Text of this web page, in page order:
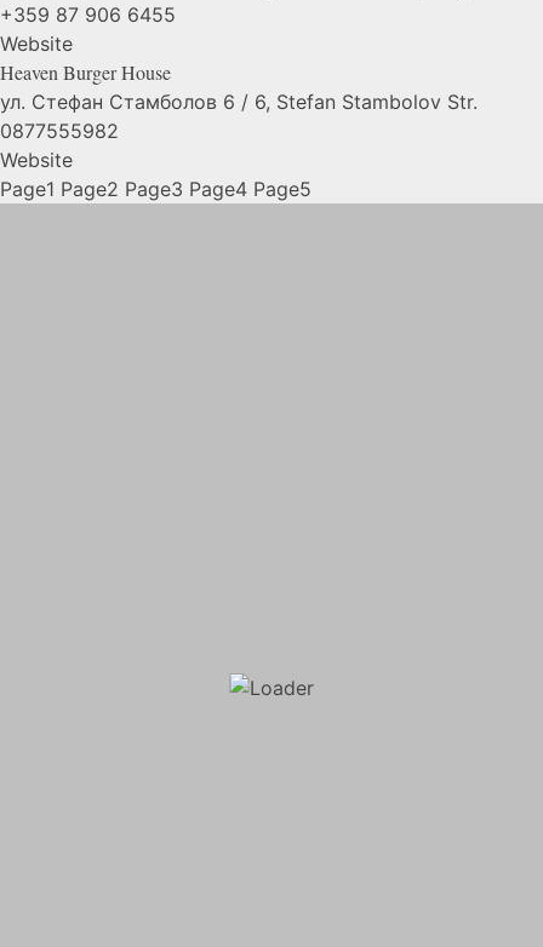
+359 87 906 6455
Website
Heaven BurgerHouse
ул. Стефан Стамболов 6 / 6, Stefan Stambolov Str.
0877555982
Website
Page1 Page2 Page3 Page4 Page5